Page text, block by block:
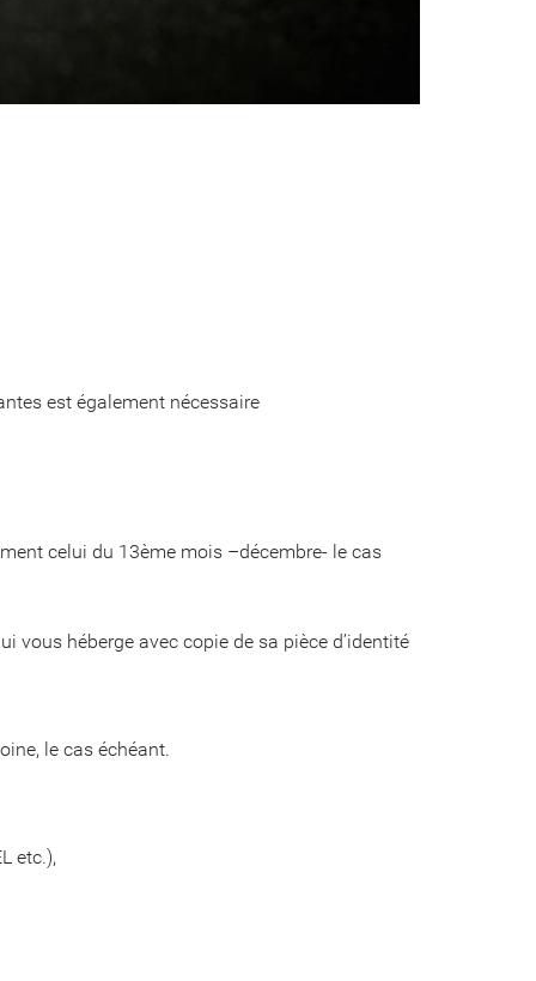
est également nécessaire
celui du 13ème mois –décembre- le cas
vous héberge avec copie de sa pièce d’identité
le cas échéant.
etc.),